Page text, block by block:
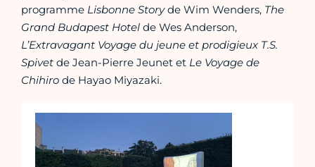
programme Lisbonne Storyde Wim Wenders, The
Grand Budapest Hotel de Wes Anderson,
L’Extravagant Voyage du jeune et prodigieux T.S.
Spivet de Jean-Pierre Jeunet et Le Voyage de
Chihiro de Hayao Miyazaki.